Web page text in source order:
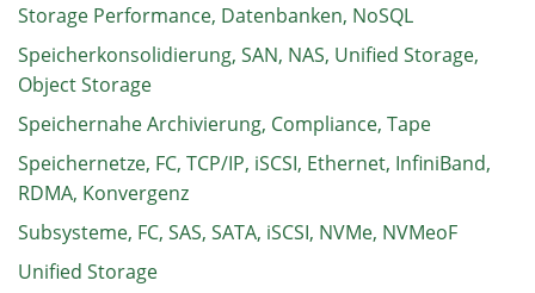
Storage Performance, Datenbanken, NoSQL
Speicherkonsolidierung, SAN, NAS, Unified Storage,
Object Storage
Speichernahe Archivierung, Compliance, Tape
Speichernetze, FC, TCP/IP, iSCSI, Ethernet, InfiniBand,
RDMA, Konvergenz
Subsysteme, FC, SAS, SATA, iSCSI, NVMe, NVMeoF
Unified Storage